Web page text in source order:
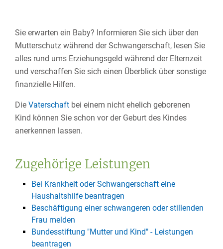
Sie erwarten ein Baby? Informieren Sie sich über den
Mutterschutz während der Schwangerschaft, lesen Sie
alles rund ums Erziehungsgeld während der Elternzeit
und verschaffen Sie sich einen Überblick über sonstige
finanzielle Hilfen.
Die Vaterschaft bei einem nicht ehelich geborenen
Kind können Sie schon vor der Geburt des Kindes
anerkennen lassen.
Zugehörige Leistungen
Bei Krankheit oder Schwangerschaft eine
Haushaltshilfe beantragen
Beschäftigung einer schwangeren oder stillenden
Frau melden
Bundesstiftung "Mutter und Kind" - Leistungen
beantragen